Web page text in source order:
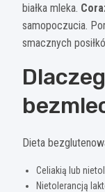
białka mleka.
samopoczucia.
smacznych
Dieta
Celiakią lub
Nietolerancją